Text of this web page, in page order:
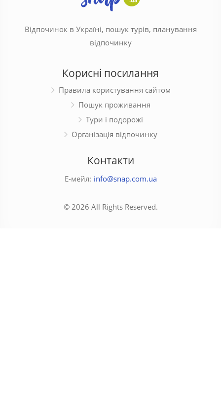
Відпочинок в Україні, пошук турів, планування
відпочинку
Корисні посилання
Правила користування сайтом
Пошук проживання
Тури і подорожі
Організація відпочинку
Контакти
Е-мейл: info@snap.com.ua
© 2026 All Rights Reserved.